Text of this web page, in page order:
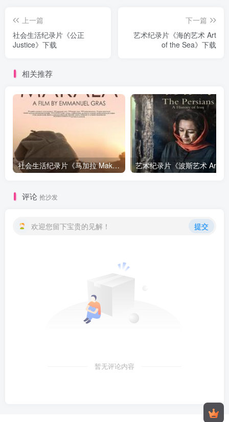
上一篇
社会生活纪录片《公正
Justice》下载
下一篇
艺术纪录片《海的艺术 Art
of the Sea》下载
相关推荐
社会生活纪录片《马加拉 Makala》下载
评论 抢沙发
欢迎您留下宝贵的见解！ 提交
暂无评论内容